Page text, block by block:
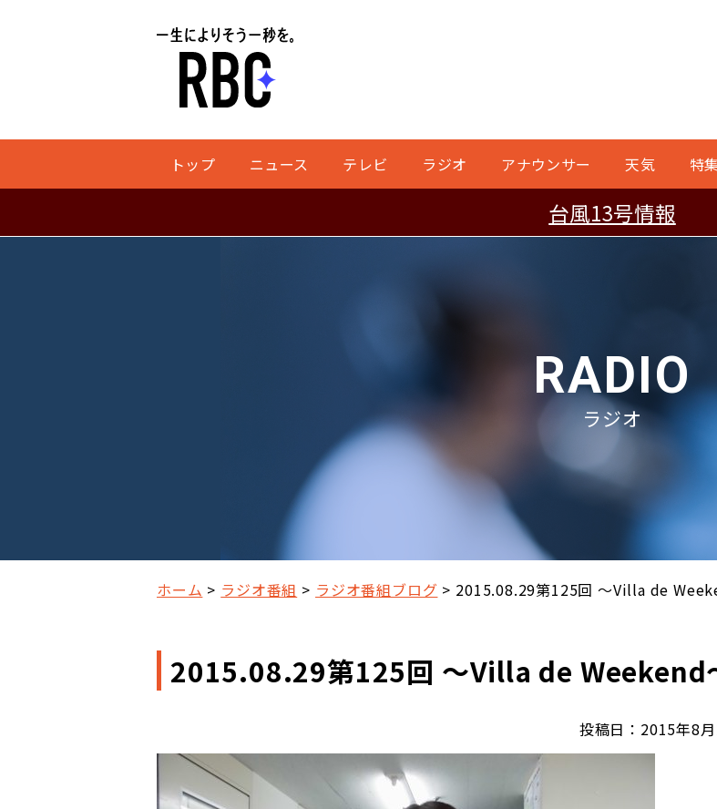
トップ ニュース テレビ ラジオ アナウンサー 天気 特集
台風13号情報
RADIO
ラジオ
ホーム ラジオ番組 ラジオ番組ブログ 2015.08.29第125回 ～Villa de
2015.08.29第125回 ～Villa de Weekend
投稿日：2015年8